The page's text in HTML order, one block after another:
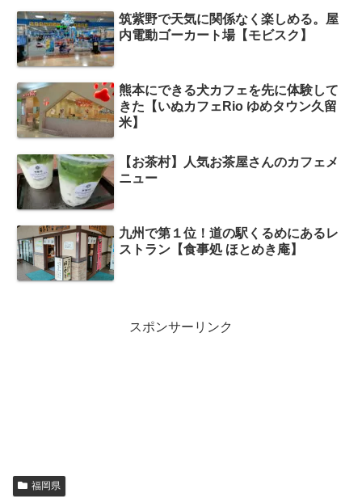
筑紫野で天気に関係なく楽しめる。屋
内電動ゴーカート場【モビスク】
熊本にできる犬カフェを先に体験して
きた【いぬカフェRio ゆめタウン久留
米】
【お茶村】人気お茶屋さんのカフェメ
ニュー
九州で第１位！道の駅くるめにあるレ
ストラン【食事処 ほとめき庵】
スポンサーリンク
福岡県